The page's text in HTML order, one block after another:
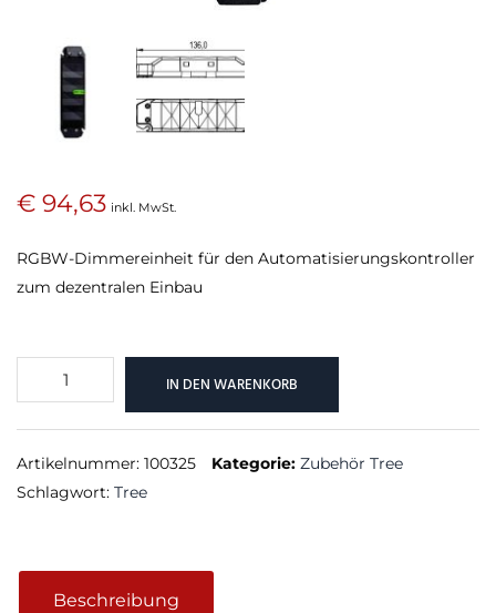
€ 94,63 inkl. MwSt.
RGBW-Dimmereinheit für den Automatisierungskontroller
zum dezentralen Einbau
RGBW
24V
Compact
Dimmer
Tree
IN DEN WARENKORB
Artikelnummer: 100325 Kategorie: Zubehör Tree
Schlagwort: Tree
Beschreibung